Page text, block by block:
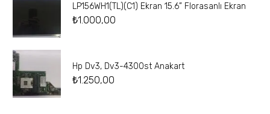
LP156WH1(TL)(C1) Ekran 15.6” Florasanlı Ekran
₺1.000,00
Hp Dv3, Dv3-4300st Anakart
₺1.250,00